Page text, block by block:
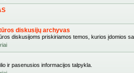
diskusijų archyvas
diskusijoms priskiriamos temos, kurios įdomios
ir pasenusios informacijos talpykla.